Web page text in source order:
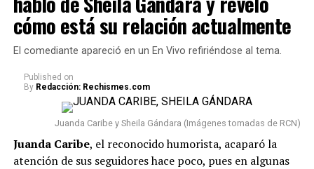
cómo está su relación actualmente
El comediante apareció en un En Vivo refiriéndose al tema.
Published on
By Redacción: Rechismes.com
Juanda Caribe y Sheila Gándara (Imágenes tomadas de RCN)
Juanda Caribe, el reconocido humorista, acaparó la
atención de sus seguidores hace poco, pues en algunas